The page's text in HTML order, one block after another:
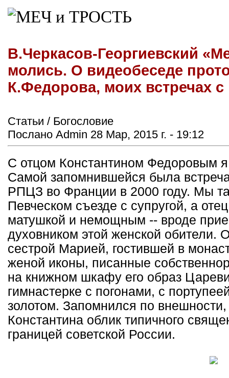
В.Черкасов-Георгиевский
молись. О видеобеседе
К.Федорова, моих встречах
Статьи / Богословие
Послано Admin 28 Мар, 2015 г. - 19:12
С отцом Константином Федоровым я
Самой запомнившейся была
РПЦЗ во Франции в 2000 году. Мы
Певческом съезде с супругой, а
матушкой и немощным -- вроде
духовником этой женской обители.
сестрой Марией, гостившей в
женой иконы, писанные
на книжном шкафу его образ
гимнастерке с погонами, с
золотом. Запомнился по
Константина облик типичного
границей советской России.